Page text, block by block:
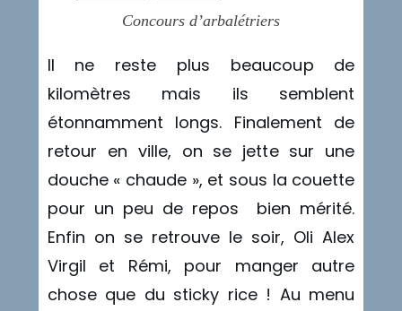
Concours d’arbalétriers
Il ne reste plus beaucoup de
kilomètres mais ils semblent
étonnamment longs. Finalement de
retour en ville, on se jette sur une
douche « chaude », et sous la couette
pour un peu de repos bien mérité.
Enfin on se retrouve le soir, Oli Alex
Virgil et Rémi, pour manger autre
chose que du sticky rice ! Au menu